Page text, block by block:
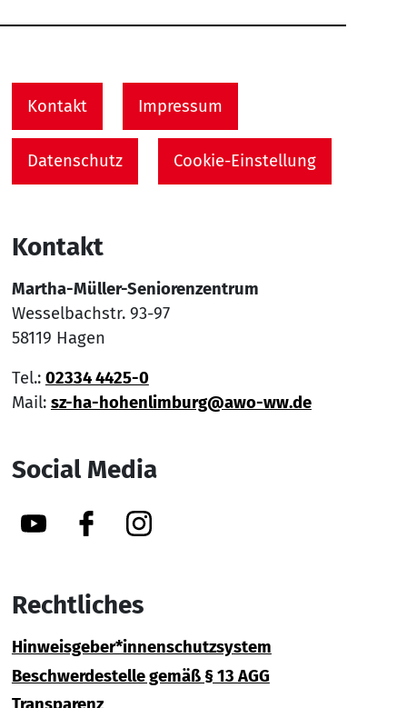
Kontakt Impressum
Datenschutz Cookie-Einstellung
Kontakt
Martha-Müller-Seniorenzentrum
Wesselbachstr. 93-97
58119 Hagen
Tel.: 02334 4425-0
Mail: sz-ha-hohenlimburg@awo-ww.de
Social Media
YouTube FacebookInstagram
Rechtliches
Hinweisgeber*innenschutzsystem
Beschwerdestelle gemäß § 13 AGG